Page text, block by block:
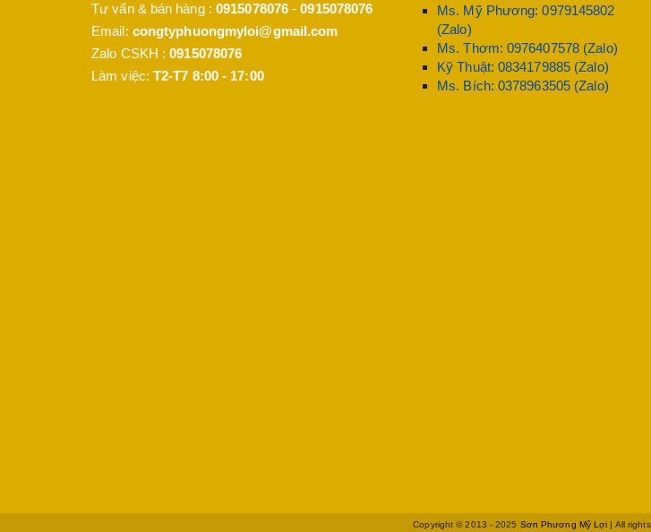
Tư vấn & bán hàng : 0915078076 -0915078076
Email: congtyphuongmyloi@gmail.com
Zalo CSKH :0915078076
Làm việc: T2-T7 8:00 - 17:00
Ms. Mỹ Phương: 0979145802
(Zalo)
Ms. Thơm: 0976407578 (Zalo)
Kỹ Thuật: 0834179885 (Zalo)
Ms. Bích: 0378963505 (Zalo)
Copyright © 2013 - 2025 Sơn Phương Mỹ Lợi | All